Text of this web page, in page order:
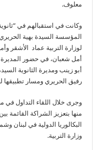
معلوف.
وكانت في استقبالهم في
المؤسسة السيدة بهية
لوزارة التربية عماد الأشقر
أمل شعبان، في حضور المديرة
أبو زينب ومديرة الثانوية
رفيق الحريري ومسار تطبيقها
وجرى خلال اللقاء التداول في
منها بتعزيز الشراكة
البكالوريا الدولية في
وزارة التربية.